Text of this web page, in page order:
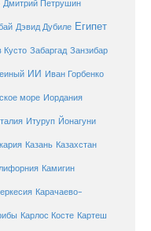
Дмитрий Петрушин
Дэвид Дубиле Египет
Забаргад Занзибар
ИИ Иван Горбенко
море Иордания
Итуруп Йонагуни
Казань Казахстан
Камигин
Карачаево-
Карлос Косте Картеш